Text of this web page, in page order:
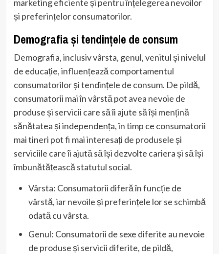
marketing eficiente și pentru înțelegerea nevoilor
și preferințelor consumatorilor.
Demografia și tendințele de consum
Demografia, inclusiv vârsta, genul, venitul și nivelul
de educație, influențează comportamentul
consumatorilor și tendințele de consum. De pildă,
consumatorii mai în vârstă pot avea nevoie de
produse și servicii care să îi ajute să își mențină
sănătatea și independența, în timp ce consumatorii
mai tineri pot fi mai interesați de produsele și
serviciile care îi ajută să își dezvolte cariera și să își
îmbunătățească statutul social.
Vârsta: Consumatorii diferă în funcție de
vârstă, iar nevoile și preferințele lor se schimbă
odată cu vârsta.
Genul: Consumatorii de sexe diferite au nevoie
de produse și servicii diferite, de pildă,